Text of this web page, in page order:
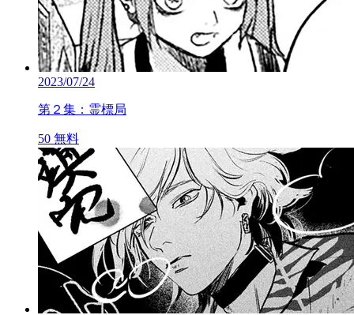
2023/07/24
第２集：霊標局
50 無料